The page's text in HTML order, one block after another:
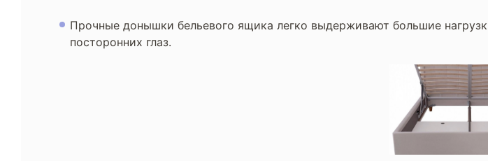
Прочные донышки бельевого ящика легко выдерживают большие
посторонних глаз.